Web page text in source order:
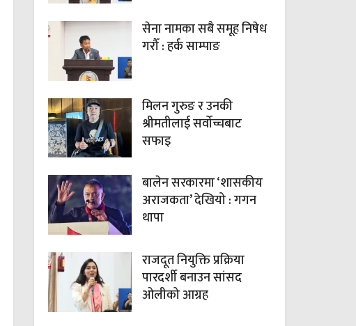
सेना नामका सबै समूह निषेध
गरौँ : हर्क साम्पाङ
मिलन गुरुङ र उनकी
श्रीमतीलाई सर्वोच्चबाट
सफाइ
बालेन सरकारमा ‘शासकीय
अराजकता’ देखियो : गगन
थापा
राजदूत नियुक्ति प्रक्रिया
पारदर्शी बनाउन सांसद
ओलीको आग्रह